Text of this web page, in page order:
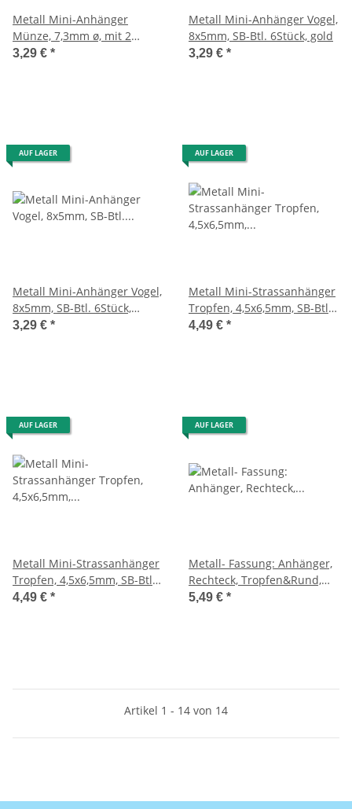
Metall Mini-Anhänger
Münze, 7,3mm ø, mit 2
Ösen, SB-Btl. 4Stück, silber
3,29 € *
Metall Mini-Anhänger Vogel,
8x5mm, SB-Btl. 6Stück, gold
3,29 € *
AUF LAGER
Metall Mini-Anhänger Vogel,
8x5mm, SB-Btl. 6Stück,
silber
3,29 € *
AUF LAGER
Metall Mini-Strassanhänger
Tropfen, 4,5x6,5mm, SB-Btl.
2Stück, gold
4,49 € *
AUF LAGER
Metall Mini-Strassanhänger
Tropfen, 4,5x6,5mm, SB-Btl.
2Stück, silber
4,49 € *
AUF LAGER
Metall- Fassung: Anhänger,
Rechteck, Tropfen&Rund,
SB-Btl 3Stück, gold
5,49 € *
Artikel 1 - 14 von 14